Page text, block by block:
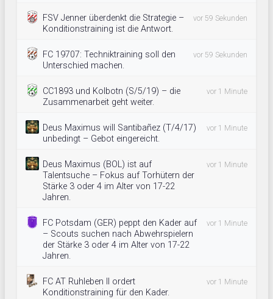
FSV Jenner überdenkt die Strategie –
Konditionstraining ist die Antwort.
vor 59 Sekunden
FC 19707: Techniktraining soll den
Unterschied machen.
vor 59 Sekunden
CC1893 und Kolbotn (S/5/19) – die
Zusammenarbeit geht weiter.
vor 1 Minute
Deus Maximus will Santibañez (T/4/17)
unbedingt – Gebot eingereicht.
vor 1 Minute
Deus Maximus (BOL) ist auf
Talentsuche – Fokus auf Torhütern der
Stärke 3 oder 4 im Alter von 17-22
Jahren.
vor 1 Minute
FC Potsdam (GER) peppt den Kader auf
– Scouts suchen nach Abwehrspielern
der Stärke 3 oder 4 im Alter von 17-22
Jahren.
vor 1 Minute
FC AT Ruhleben II ordert
Konditionstraining für den Kader.
vor 1 Minute